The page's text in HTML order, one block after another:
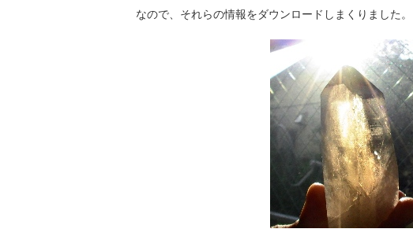
なので、それらの情報をダウンロードしまくりました。